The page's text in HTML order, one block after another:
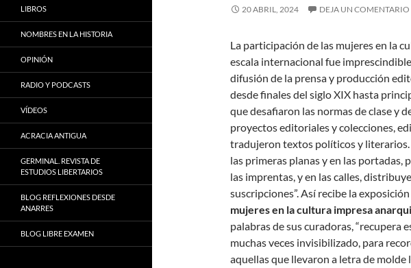
20 ABRIL, 2024 DEJA UN COMENTARIO
La participación de las mujeres en la
escala internacional fue
difusión de la prensa y producción
desde finales del siglo XIX hasta
que desafiaron las normas de clase y
proyectos editoriales y colecciones,
tradujeron textos políticos y literarios.
las primeras planas y en las portadas,
las imprentas, y en las calles,
suscripciones”. Así recibe la exposición
mujeres en la cultura impresa
palabras de sus curadoras, “recupera
muchas veces invisibilizado, para
aquellas que llevaron a letra de molde
LIBROS
NOMBRES EN LA HISTORIA
OPINIÓN
RADIO Y PODCASTS
VÍDEOS
ACRACIA ANTIGUA
GERMINAL. REVISTA DE
ESTUDIOS LIBERTARIOS
BLOG REFLEXIONES DESDE
ANARRES
BLOG LIBRE EXAMEN